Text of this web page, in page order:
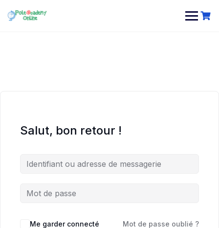
content
Salut, bon retour !
Me garder connecté Mot de passe oublié ?